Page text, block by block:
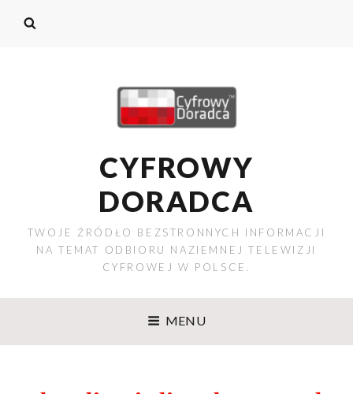
CYFROWY
DORADCA
TWOJE ŹRÓDŁO BEZSTRONNYCH INFORMACJI
NA TEMAT ODBIORU NAZIEMNEJ TELEWIZJI
CYFROWEJ W POLSCE.
MENU